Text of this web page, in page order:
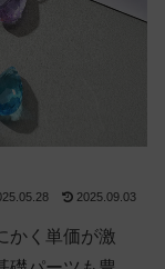
2025.09.03
かく単価が激